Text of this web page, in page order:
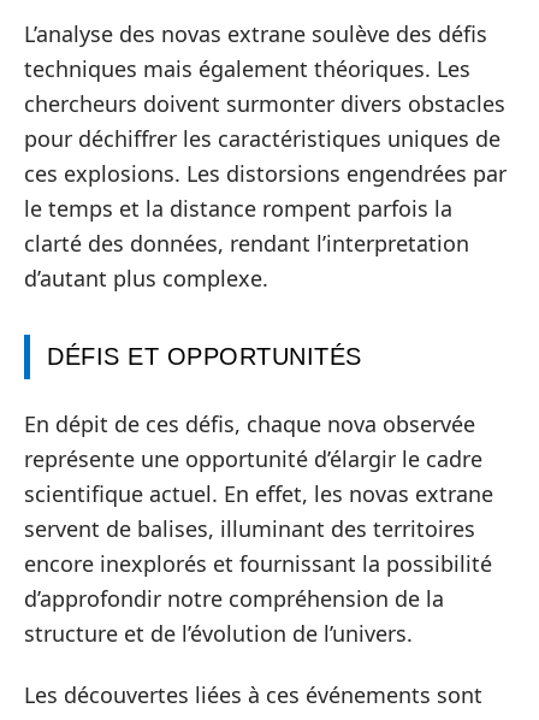
L’analyse des novas extrane soulève des défis
techniques mais également théoriques. Les
chercheurs doivent surmonter divers obstacles
pour déchiffrer les caractéristiques uniques de
ces explosions. Les distorsions engendrées par
le temps et la distance rompent parfois la
clarté des données, rendant l’interpretation
d’autant plus complexe.
DÉFIS ET OPPORTUNITÉS
En dépit de ces défis, chaque nova observée
représente une opportunité d’élargir le cadre
scientifique actuel. En effet, les novas extrane
servent de balises, illuminant des territoires
encore inexplorés et fournissant la possibilité
d’approfondir notre compréhension de la
structure et de l’évolution de l’univers.
Les découvertes liées à ces événements sont